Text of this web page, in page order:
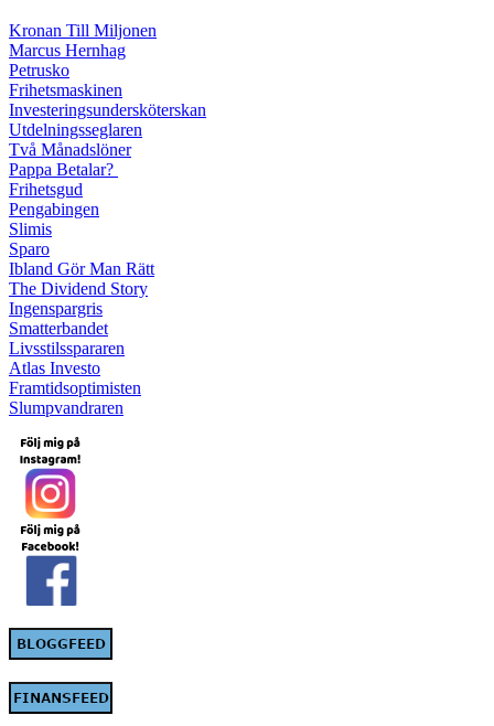
Kronan Till Miljonen
Marcus Hernhag
Petrusko
Frihetsmaskinen
Investeringsundersköterskan
Utdelningsseglaren
Två Månadslöner
Pappa Betalar?
Frihetsgud
Pengabingen
Slimis
Sparo
Ibland Gör Man Rätt
The Dividend Story
Ingenspargris
Smatterbandet
Livsstilsspararen
Atlas Investo
Framtidsoptimisten
Slumpvandraren